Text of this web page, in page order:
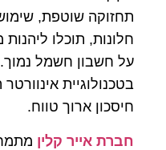
תחזוקה שוטפת,
חלונות, תוכלו ליהנות
על חשבון חשמל נמוך.
בטכנולוגיית
חיסכון ארוך טווח.
חברת אייר קלין